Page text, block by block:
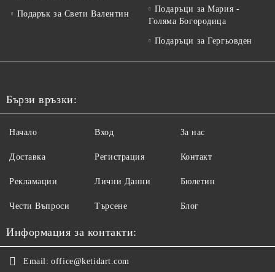
Подарък за Свети Валентин
Подаръци за Мария -
Голяма Богородица
Подаръци за Гергьовден
Бързи връзки:
Начало
Доставка
Рекламации
Чести Въпроси
Вход
Регистрация
Лични Данни
Търсене
За нас
Контакт
Бюлетин
Блог
Информация за контакти:
Email: office@ketidart.com